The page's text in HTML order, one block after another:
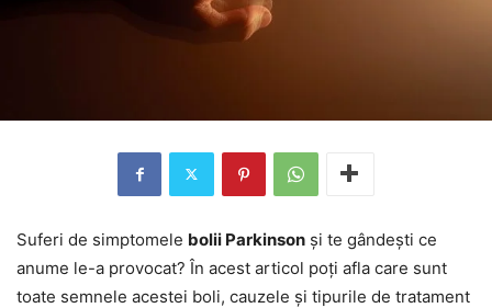
Suferi de simptomele bolii Parkinson și te gândești ce
anume le-a provocat? În acest articol poți afla care sunt
toate semnele acestei boli, cauzele și tipurile de tratament